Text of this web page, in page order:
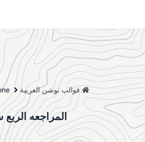
قوالب نوشن العربية
المراجعه الربع